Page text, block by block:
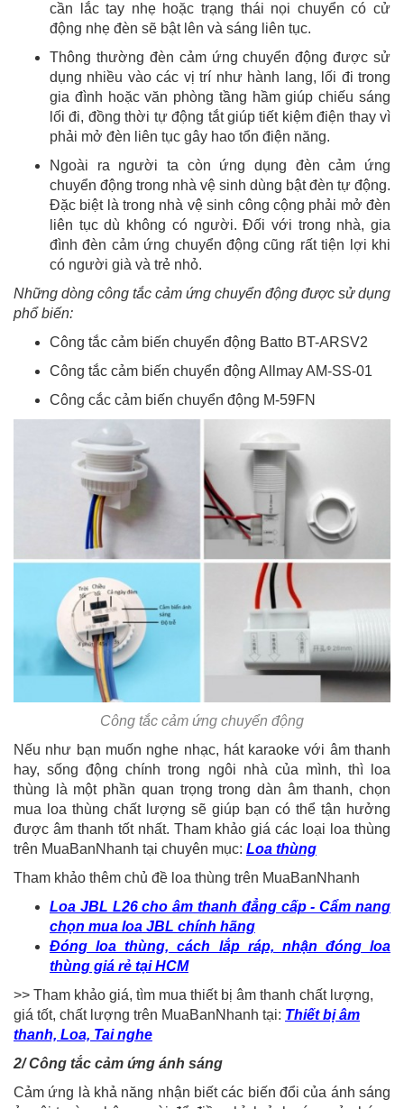
cần lắc tay nhẹ hoặc trạng thái nọi chuyển có cử
động nhẹ đèn sẽ bật lên và sáng liên tục.
Thông thường đèn cảm ứng chuyển động được sử
dụng nhiều vào các vị trí như hành lang, lối đi trong
gia đình hoặc văn phòng tầng hầm giúp chiếu sáng
lối đi, đồng thời tự động tắt giúp tiết kiệm điện thay vì
phải mở đèn liên tục gây hao tổn điện năng.
Ngoài ra người ta còn ứng dụng đèn cảm ứng
chuyển động trong nhà vệ sinh dùng bật đèn tự động.
Đặc biệt là trong nhà vệ sinh công cộng phải mở đèn
liên tục dù không có người. Đối với trong nhà, gia
đình đèn cảm ứng chuyển động cũng rất tiện lợi khi
có người già và trẻ nhỏ.
Những dòng công tắc cảm ứng chuyển động được sử dụng
phổ biến:
Công tắc cảm biến chuyển động Batto BT-ARSV2
Công tắc cảm biến chuyển động Allmay AM-SS-01
Công cắc cảm biến chuyển động M-59FN
Công tắc cảm ứng chuyển động
Nếu như bạn muốn nghe nhạc, hát karaoke với âm thanh
hay, sống động chính trong ngôi nhà của mình, thì loa
thùng là một phần quan trọng trong dàn âm thanh, chọn
mua loa thùng chất lượng sẽ giúp bạn có thể tận hưởng
được âm thanh tốt nhất. Tham khảo giá các loại loa thùng
trên MuaBanNhanh tại chuyên mục: Loa thùng
Tham khảo thêm chủ đề loa thùng trên MuaBanNhanh
Loa JBL L26 cho âm thanh đẳng cấp - Cẩm nang
chọn mua loa JBL chính hãng
Đóng loa thùng, cách lắp ráp, nhận đóng loa
thùng giá rẻ tại HCM
>> Tham khảo giá, tìm mua thiết bị âm thanh chất lượng,
giá tốt, chất lượng trên MuaBanNhanh tại: Thiết bị âm
thanh, Loa, Tai nghe
2/ Công tắc cảm ứng ánh sáng
Cảm ứng là khả năng nhận biết các biến đổi của ánh sáng